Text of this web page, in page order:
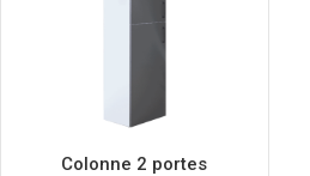
Colonne 2 portes